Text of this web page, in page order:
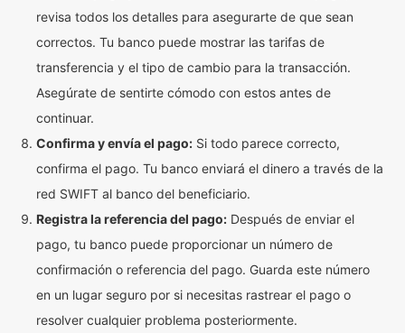
revisa todos los detalles para asegurarte de que sean
correctos. Tu banco puede mostrar las tarifas de
transferencia y el tipo de cambio para la transacción.
Asegúrate de sentirte cómodo con estos antes de
continuar.
Confirma y envía el pago: Si todo parece correcto,
confirma el pago. Tu banco enviará el dinero a través de la
red SWIFT al banco del beneficiario.
Registra la referencia del pago: Después de enviar el
pago, tu banco puede proporcionar un número de
confirmación o referencia del pago. Guarda este número
en un lugar seguro por si necesitas rastrear el pago o
resolver cualquier problema posteriormente.